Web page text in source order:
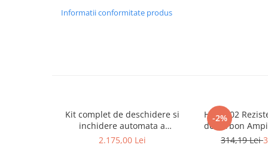
Informatii conformitate produs
Kit complet de deschidere si
inchidere automata a
portbagajului Dacia Bigster sau
2.175,00 Lei
-2%
HEAT302
de carbon
314,19 Lei